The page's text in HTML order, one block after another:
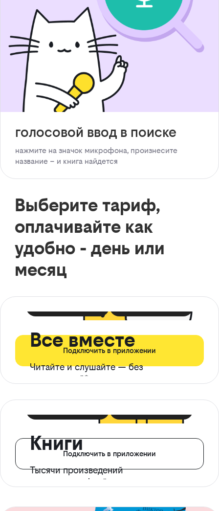
голосовой ввод в поиске
нажмите на значок микрофона, произнесите
название – и книга найдется
Выберите тариф,
оплачивайте как
удобно - день или
месяц
Все вместе
Читайте и слушайте — без
ограничений*
Подключить в приложении
Книги
Тысячи произведений
с доступом офлайн
Подключить в приложении